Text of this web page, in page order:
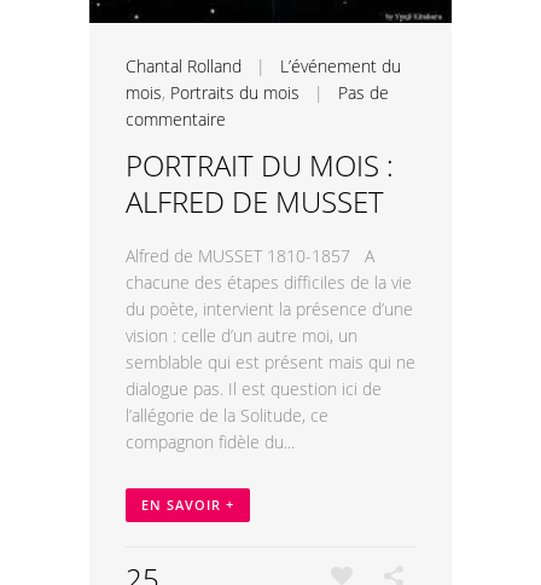
Chantal Rolland | L’événement du
mois, Portraits du mois | Pas de
commentaire
PORTRAIT DU MOIS :
ALFRED DE MUSSET
Alfred de MUSSET 1810-1857 A
chacune des étapes difficiles de la vie
du poète, intervient la présence d’une
vision : celle d’un autre moi, un
semblable qui est présent mais qui ne
dialogue pas. Il est question ici de
l’allégorie de la Solitude, ce
compagnon fidèle du...
EN SAVOIR +